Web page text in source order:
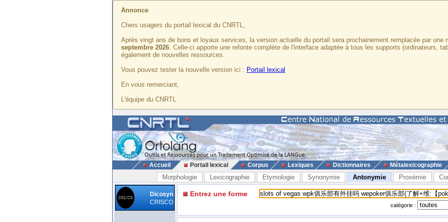
Annonce
Chers usagers du portail lexical du CNRTL,
Après vingt ans de bons et loyaux services, la version actuelle du portail sera prochainement remplacée par une
septembre 2026. Celle-ci apporte une refonte complète de l'interface adaptée à tous les supports (ordinateurs,
également de nouvelles ressources.
Vous pouvez tester la nouvelle version ici : Portail lexical
En vous remerciant,
L'équipe du CNRTL
Accueil Portail lexical Corpus Lexiques Dictionnaires Métalexicographie
Morphologie Lexicographie Etymologie Synonymie Antonymie Proxémie
Dicosyn
CRISCO
Entrez une forme
catégorie :